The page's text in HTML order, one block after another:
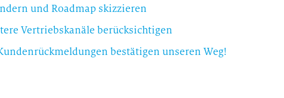
und Roadmap skizzieren
Vertriebskanäle berücksichtigen
bestätigen unseren Weg!